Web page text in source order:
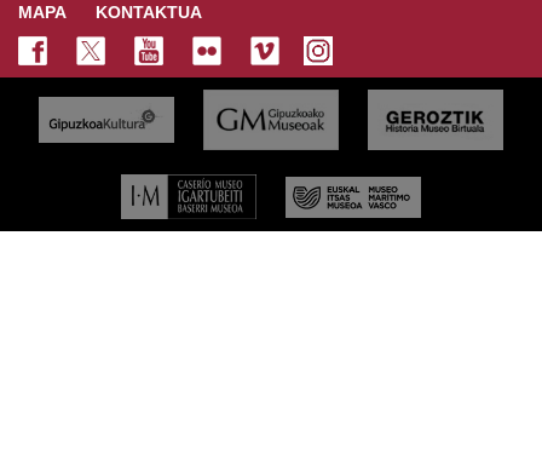
MAPA
KONTAKTUA